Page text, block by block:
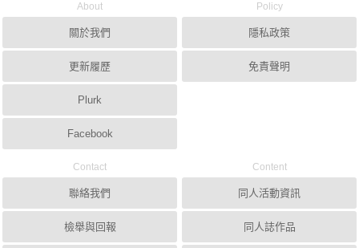
About
關於我們
更新履歷
Plurk
Facebook
Policy
隱私政策
免責聲明
Contact
聯絡我們
檢舉與回報
Content
同人活動資訊
同人誌作品